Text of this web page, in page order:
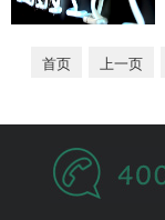
首页 上一页